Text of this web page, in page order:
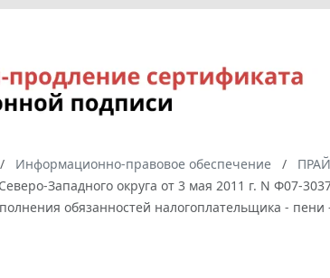
Информационно-правовое обеспечение
Западного округа от 3 мая 2011 г. N Ф07-
обязанностей налогоплательщика -